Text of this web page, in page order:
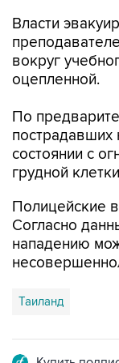
Власти
вокруг
оцепленной.
По
пострадавших
состоянии с
грудной
Полицейские
Согласно
нападению
Таиланд